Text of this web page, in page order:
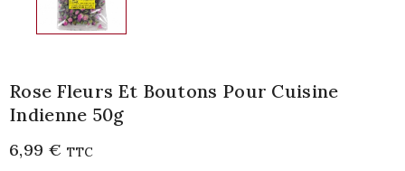
Rose Fleurs Et Boutons Pour Cuisine
Indienne 50g
6,99 € TTC